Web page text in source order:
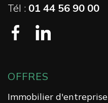
Tél : 01 44 56 90 00
OFFRES
Immobilier d'entreprise